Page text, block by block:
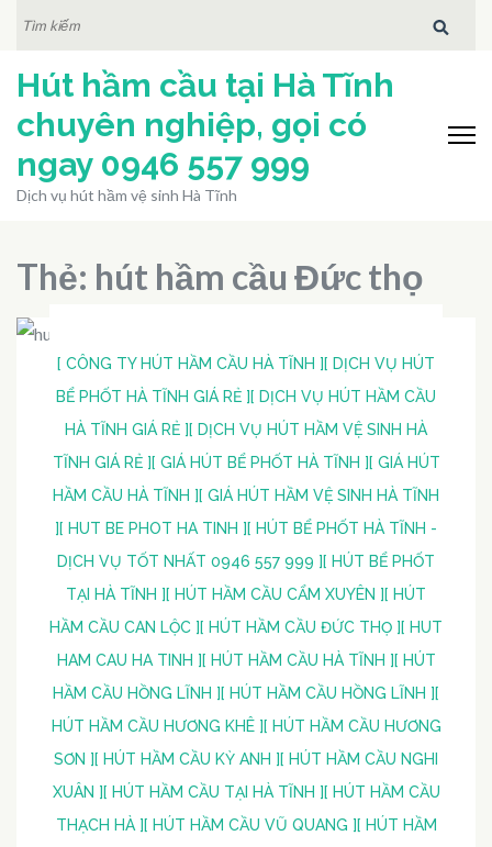
qua
dung
Hút hầm cầu tại Hà Tĩnh
chuyên nghiệp, gọi có
ngay 0946 557 999
Dịch vụ hút hầm vệ sinh Hà Tĩnh
Thẻ: hút hầm cầu Đức thọ
[ CÔNG TY HÚT HẦM CẦU HÀ TĨNH ] [ DỊCH VỤ HÚT
BỂ PHỐT HÀ TĨNH GIÁ RẺ ] [ DỊCH VỤ HÚT HẦM CẦU
HÀ TĨNH GIÁ RẺ ] [ DỊCH VỤ HÚT HẦM VỆ SINH HÀ
TĨNH GIÁ RẺ ] [ GIÁ HÚT BỂ PHỐT HÀ TĨNH ] [ GIÁ HÚT
HẦM CẦU HÀ TĨNH ] [ GIÁ HÚT HẦM VỆ SINH HÀ TĨNH
] [ HUT BE PHOT HA TINH ] [ HÚT BỂ PHỐT HÀ TĨNH -
DỊCH VỤ TỐT NHẤT 0946 557 999 ] [ HÚT BỂ PHỐT
TẠI HÀ TĨNH ] [ HÚT HẦM CẦU CẨM XUYÊN ] [ HÚT
HẦM CẦU CAN LỘC ] [ HÚT HẦM CẦU ĐỨC THỌ ] [ HUT
HAM CAU HA TINH ] [ HÚT HẦM CẦU HÀ TĨNH ] [ HÚT
HẦM CẦU HỒNG LĨNH ] [ HÚT HẦM CẦU HỒNG LĨNH ] [
HÚT HẦM CẦU HƯƠNG KHÊ ] [ HÚT HẦM CẦU HƯƠNG
SƠN ] [ HÚT HẦM CẦU KỲ ANH ] [ HÚT HẦM CẦU NGHI
XUÂN ] [ HÚT HẦM CẦU TẠI HÀ TĨNH ] [ HÚT HẦM CẦU
THẠCH HÀ ] [ HÚT HẦM CẦU VŨ QUANG ] [ HÚT HẦM